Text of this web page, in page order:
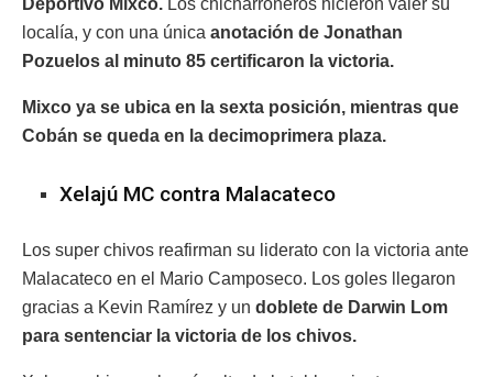
Deportivo Mixco. Los chicharroneros hicieron valer su
localía, y con una única anotación de Jonathan
Pozuelos al minuto 85 certificaron la victoria.
Mixco ya se ubica en la sexta posición, mientras que
Cobán se queda en la decimoprimera plaza.
Xelajú MC contra Malacateco
Los super chivos reafirman su liderato con la victoria ante
Malacateco en el Mario Camposeco. Los goles llegaron
gracias a Kevin Ramírez y un doblete de Darwin Lom
para sentenciar la victoria de los chivos.